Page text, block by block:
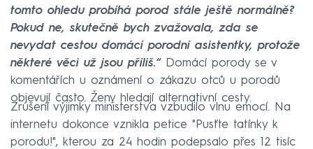
tomto ohledu probíhá porod stále ještě normálně?
Pokud ne, skutečně bych zvažovala, zda se
nevydat cestou domácí porodní asistentky, protože
některé věci už jsou příliš.“Domácí porody se v
komentářích u oznámení o zákazu otců u porodů
objevují často. Ženy hledají alternativní cesty.
Zrušení výjimky ministerstva vzbudilo vlnu emocí. Na
internetu dokonce vznikla petice "Pusťte tatínky k
porodu!", kterou za 24 hodin podepsalo přes 12 tisíc